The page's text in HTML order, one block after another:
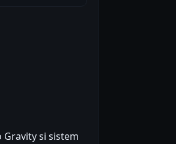
Gravity si sistem